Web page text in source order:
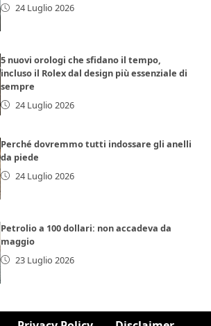
24 Luglio 2026
5 nuovi orologi che sfidano il tempo,
incluso il Rolex dal design più essenziale di
sempre
24 Luglio 2026
Perché dovremmo tutti indossare gli anelli
da piede
24 Luglio 2026
Petrolio a 100 dollari: non accadeva da
maggio
23 Luglio 2026